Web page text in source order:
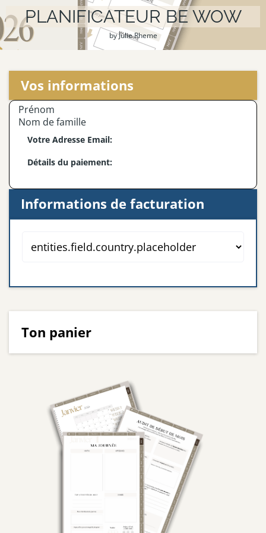
PLANIFICATEUR BE WOW
by Julie Rheme
Vos informations
Prénom
Nom de famille
Votre Adresse Email:
Détails du paiement:
Informations de facturation
Ton panier